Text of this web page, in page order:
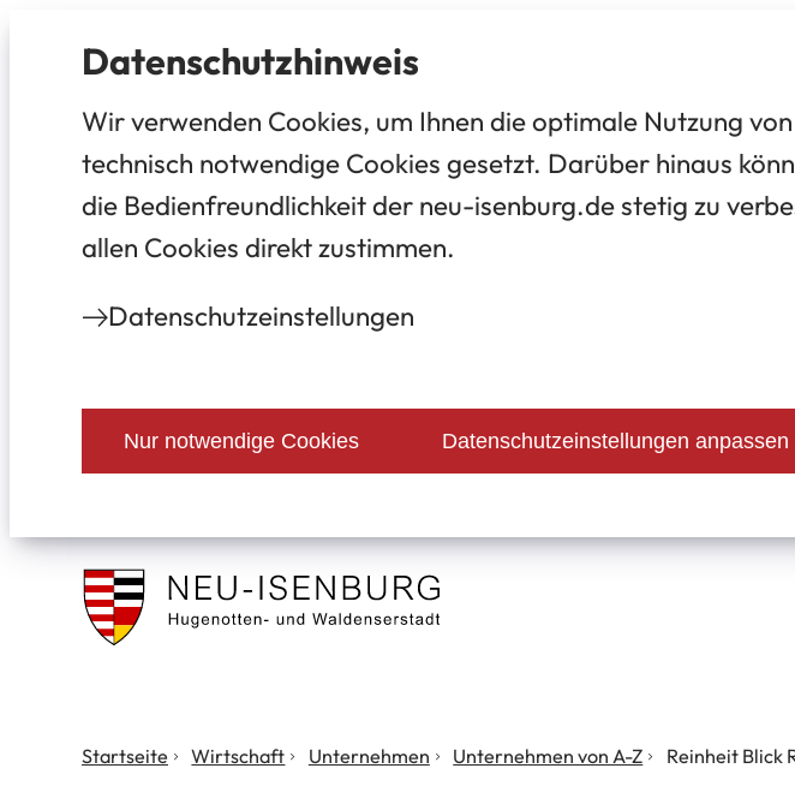
Datenschutz­hinweis
Wir verwenden Cookies, um Ihnen die optimale Nutzung
technisch notwendige Cookies gesetzt. Darüber hinaus
die Bedienfreundlichkeit der neu-isenburg.de stetig zu
allen Cookies direkt zustimmen.
Datenschutz­einstellungen
Nur notwendige Cookies Datenschutzeinstellungen anpassen
Stadt
Isenburg
Startseite Wirtschaft Unternehmen Unternehmen von A-Z Reinheit Blick